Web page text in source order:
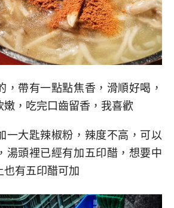
，帶有一點點焦香，滑順好喝，
嫩，吃完口齒留香，我喜歡
一大匙辣椒粉，辣度不高，可以
湯頭裡已經有加五印醋，想要中
也有五印醋可加